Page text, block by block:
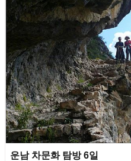
운남 차문화 탐방 6일